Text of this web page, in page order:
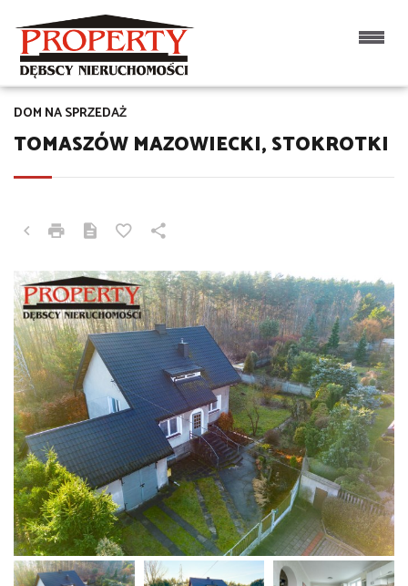
TOMASZÓW MAZOWIECKI, STOKROTKI
DOM NA SPRZEDAŻ